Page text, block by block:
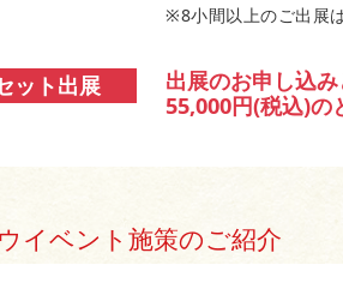
※8小間以上のご出展
ット出展
出展のお申し込
55,000円(税込)の
イベント施策のご紹介